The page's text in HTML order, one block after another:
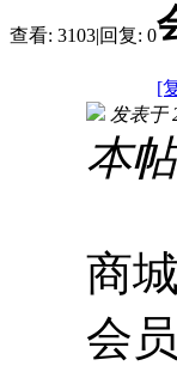
查看: 3103|回复: 0
[
发表于
本
商
会